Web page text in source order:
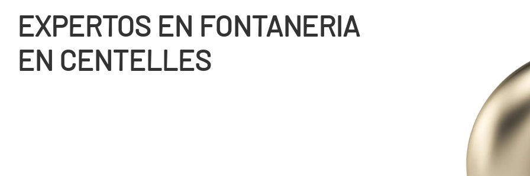
EXPERTOS EN FONTANERIA
EN CENTELLES